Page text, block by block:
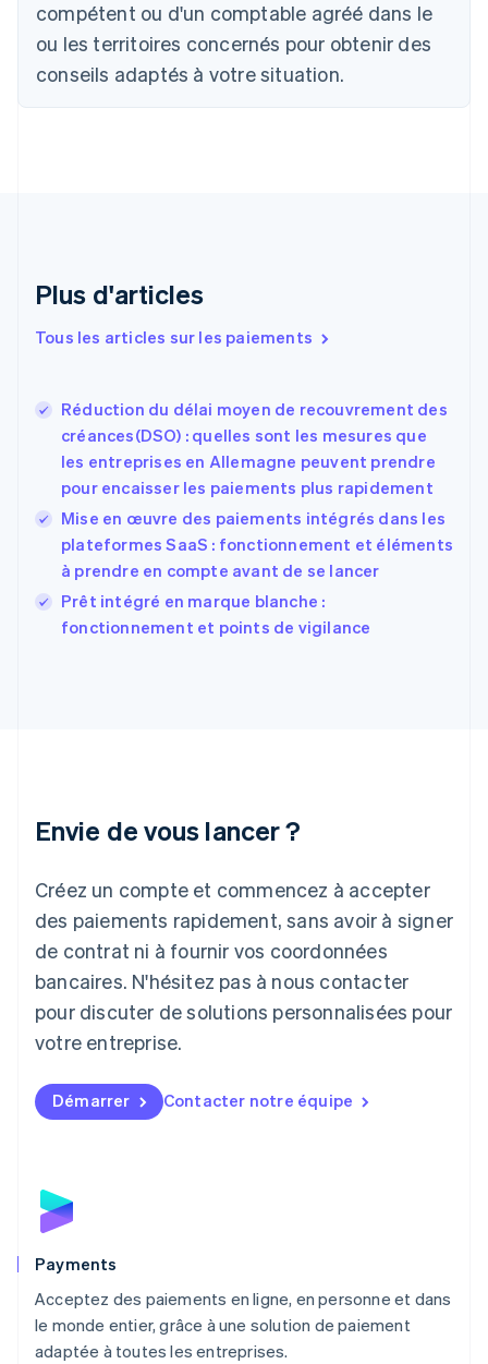
compétent ou d'un comptable agréé dans le
ou les territoires concernés pour obtenir des
conseils adaptés à votre situation.
Plus d'articles
Tous les articles sur les paiements
Réduction du délai moyen de recouvrement des
créances(DSO) : quelles sont les mesures que
les entreprises en Allemagne peuvent prendre
pour encaisser les paiements plus rapidement
Mise en œuvre des paiements intégrés dans les
plateformes SaaS : fonctionnement et éléments
à prendre en compte avant de se lancer
Prêt intégré en marque blanche :
fonctionnement et points de vigilance
Envie de vous lancer ?
Créez un compte et commencez à accepter
des paiements rapidement, sans avoir à signer
de contrat ni à fournir vos coordonnées
bancaires. N'hésitez pas à nous contacter
pour discuter de solutions personnalisées pour
votre entreprise.
Démarrer Contacter notre équipe
Payments
Acceptez des paiements en ligne, en personne et dans
le monde entier, grâce à une solution de paiement
adaptée à toutes les entreprises.
Português English
Bulgarie
English
Canada
EnglishFrançais
English
Émirats arabes unis
Estonie
États-Unis
EnglishEspañol简体中文
Finlande
English
FrançaisEnglish
Gibraltar
English
Grèce
Japon
Lettonie
English
Liechtenstein
DeutschEnglish
Lituanie
Luxembourg
FrançaisDeutschEnglish
English简体中文
Malte
Norvège
English
English
NederlandsEnglish
Pologne
English